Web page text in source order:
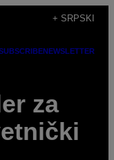
+ SRPSKI
NEWSLETTER
za